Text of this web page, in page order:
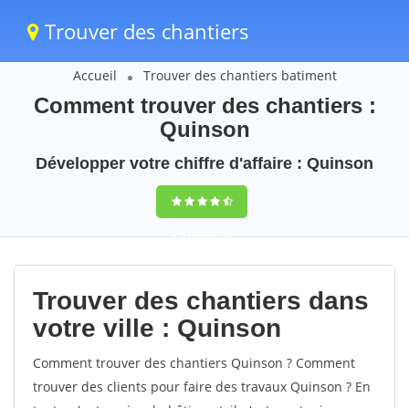
Trouver des chantiers
Accueil Trouver des chantiers batiment
Comment trouver des chantiers :
Quinson
Développer votre chiffre d'affaire : Quinson
9,5(100%)37
votes
Trouver des chantiers dans
votre ville : Quinson
Comment trouver des chantiers Quinson ? Comment
trouver des clients pour faire des travaux Quinson ? En